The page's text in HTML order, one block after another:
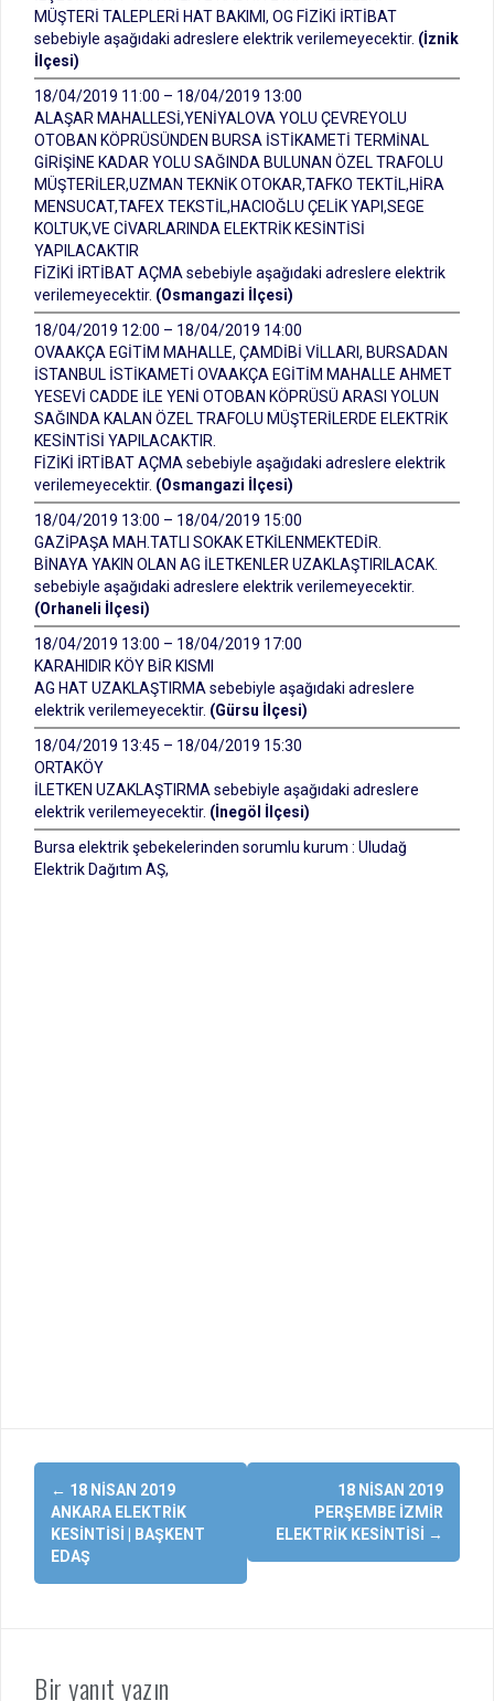
MÜŞTERİ TALEPLERİ HAT BAKIMI, OG FİZİKİ İRTİBAT
sebebiyle aşağıdaki adreslere elektrik verilemeyecektir. (İznik
İlçesi)
18/04/2019 11:00 – 18/04/2019 13:00
ALAŞAR MAHALLESİ,YENİYALOVA YOLU ÇEVREYOLU
OTOBAN KÖPRÜSÜNDEN BURSA İSTİKAMETİ TERMİNAL
GİRİŞİNE KADAR YOLU SAĞINDA BULUNAN ÖZEL TRAFOLU
MÜŞTERİLER,UZMAN TEKNİK OTOKAR,TAFKO TEKTİL,HİRA
MENSUCAT,TAFEX TEKSTİL,HACIOĞLU ÇELİK YAPI,SEGE
KOLTUK,VE CİVARLARINDA ELEKTRİK KESİNTİSİ
YAPILACAKTIR
FİZİKİ İRTİBAT AÇMA sebebiyle aşağıdaki adreslere elektrik
verilemeyecektir. (Osmangazi İlçesi)
18/04/2019 12:00 – 18/04/2019 14:00
OVAAKÇA EGİTİM MAHALLE, ÇAMDİBİ VİLLARI, BURSADAN
İSTANBUL İSTİKAMETİ OVAAKÇA EGİTİM MAHALLE AHMET
YESEVİ CADDE İLE YENİ OTOBAN KÖPRÜSÜ ARASI YOLUN
SAĞINDA KALAN ÖZEL TRAFOLU MÜŞTERİLERDE ELEKTRİK
KESİNTİSİ YAPILACAKTIR.
FİZİKİ İRTİBAT AÇMA sebebiyle aşağıdaki adreslere elektrik
verilemeyecektir. (Osmangazi İlçesi)
18/04/2019 13:00 – 18/04/2019 15:00
GAZİPAŞA MAH.TATLI SOKAK ETKİLENMEKTEDİR.
BİNAYA YAKIN OLAN AG İLETKENLER UZAKLAŞTIRILACAK.
sebebiyle aşağıdaki adreslere elektrik verilemeyecektir.
(Orhaneli İlçesi)
18/04/2019 13:00 – 18/04/2019 17:00
KARAHIDIR KÖY BİR KISMI
AG HAT UZAKLAŞTIRMA sebebiyle aşağıdaki adreslere
elektrik verilemeyecektir. (Gürsu İlçesi)
18/04/2019 13:45 – 18/04/2019 15:30
ORTAKÖY
İLETKEN UZAKLAŞTIRMA sebebiyle aşağıdaki adreslere
elektrik verilemeyecektir. (İnegöl İlçesi)
Bursa elektrik şebekelerinden sorumlu kurum : Uludağ
Elektrik Dağıtım AŞ,
Yazı
dolaşımı
← 18 NISAN 2019
ANKARA ELEKTRIK
KESINTISI | BAŞKENT
EDAŞ
18 NISAN 2019
PERŞEMBE İZMIR
ELEKTRIK KESINTISI →
Bir yanıt yazın